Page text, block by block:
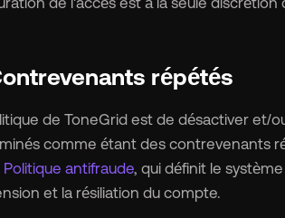
répétés
de ToneGrid est de désactiver et/
comme étant des contrevenants
Politique antifraude, qui définit le
et la résiliation du compte.